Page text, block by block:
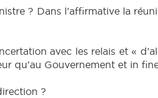
? Dans l’affirmative la
avec les relais et «
qu’au Gouvernement et in
?